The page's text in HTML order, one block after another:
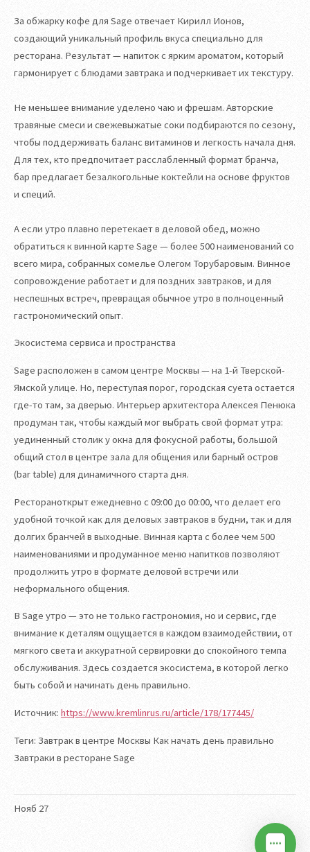
Нояб 27
За обжарку кофе для Sage отвечает Кирилл Ионов,
создающий уникальный профиль вкуса специально для
ресторана. Результат — напиток с ярким ароматом, который
гармонирует с блюдами завтрака и подчеркивает их текстуру.
Не меньшее внимание уделено чаю и фрешам. Авторские
травяные смеси и свежевыжатые соки подбираются по сезону,
чтобы поддерживать баланс витаминов и легкость начала дня.
Для тех, кто предпочитает расслабленный формат бранча,
бар предлагает безалкогольные коктейли на основе фруктов
и специй.
А если утро плавно перетекает в деловой обед, можно
обратиться к винной карте Sage — более 500 наименований со
всего мира, собранных сомелье Олегом Торубаровым. Винное
сопровождение работает и для поздних завтраков, и для
неспешных встреч, превращая обычное утро в полноценный
гастрономический опыт.
Экосистема сервиса и пространства
Sage расположен в самом центре Москвы — на 1-й Тверской-
Ямской улице. Но, переступая порог, городская суета остается
где-то там, за дверью. Интерьер архитектора Алексея Пенюка
продуман так, чтобы каждый мог выбрать свой формат утра:
уединенный столик у окна для фокусной работы, большой
общий стол в центре зала для общения или барный остров
(bar table) для динамичного старта дня.
Рестораноткрыт ежедневно с 09:00 до 00:00, что делает его
удобной точкой как для деловых завтраков в будни, так и для
долгих бранчей в выходные. Винная карта с более чем 500
наименованиями и продуманное меню напитков позволяют
продолжить утро в формате деловой встречи или
неформального общения.
В Sage утро — это не только гастрономия, но и сервис, где
внимание к деталям ощущается в каждом взаимодействии, от
мягкого света и аккуратной сервировки до спокойного темпа
обслуживания. Здесь создается экосистема, в которой легко
быть собой и начинать день правильно.
Источник: https://www.kremlinrus.ru/article/178/177445/
Теги: Завтрак в центре Москвы Как начать день правильно
Завтраки в ресторане Sage